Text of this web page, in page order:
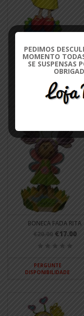
BONECA BRANCA DE
€20.00 €17.00
PERGUNTE
DISPONIBILIDADE
BONECA FADA RITA
€20.00 €17.00
PERGUNTE
DISPONIBILIDADE
PEDIMOS
MOMENTO
SE SUSPENSAS